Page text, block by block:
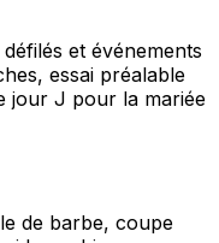
et événements
essai préalable
jour J pour la mariée
de barbe, coupe